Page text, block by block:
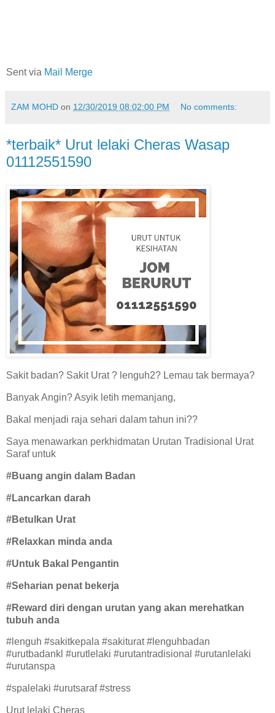
Sent via Mail Merge
ZAM MOHD on 12/30/2019 08:02:00 PM No comments:
*terbaik* Urut lelaki Cheras Wasap
01112551590
Sakit badan? Sakit Urat ? lenguh2? Lemau tak bermaya?
Banyak Angin? Asyik letih memanjang,
Bakal menjadi raja sehari dalam tahun ini??
Saya menawarkan perkhidmatan Urutan Tradisional Urat
Saraf untuk
#Buang angin dalam Badan
#Lancarkan darah
#Betulkan Urat
#Relaxkan minda anda
#Untuk Bakal Pengantin
#Seharian penat bekerja
#Reward diri dengan urutan yang akan merehatkan
tubuh anda
#lenguh #sakitkepala #sakiturat #lenguhbadan
#urutbadankl #urutlelaki #urutantradisional #urutanlelaki
#urutanspa
#spalelaki #urutsaraf #stress
Urut lelaki Cheras